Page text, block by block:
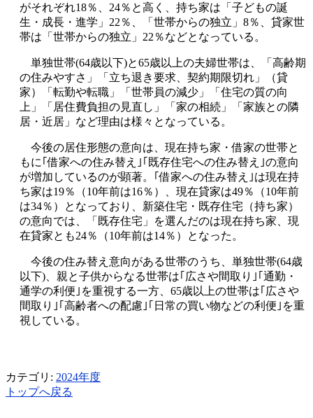
がそれぞれ18％、24％と高く、持ち家は「子どもの誕
生・成長・進学」22％、「世帯からの独立」8％、貸家世
帯は「世帯からの独立」22％などとなっている。
単独世帯(64歳以下)と65歳以上の夫婦世帯は、「高齢期
の住みやすさ」「立ち退き要求、契約期限切れ」（貸
家）「転勤や転職」「世帯員の減少」「住宅の質の向
上」「居住費負担の見直し」「家の相続」「家族との隣
居・近居」など理由は様々となっている。
今後の居住形態の意向は、現在持ち家・借家の世帯と
もに｢借家への住み替え｣｢既存住宅への住み替え｣の意向
が増加しているのが顕著。｢借家への住み替え｣は現在持
ち家は19％（10年前は16％）、現在貸家は49％（10年前
は34％）となっており、新築住宅・既存住宅（持ち家）
の意向では、「既存住宅」を選んだのは現在持ち家、現
在貸家とも24％（10年前は14％）となった。
今後の住み替え意向がある世帯のうち、単独世帯(64歳
以下)、親と子供からなる世帯は｢広さや間取り｣｢通勤・
通学の利便｣を重視する一方、65歳以上の世帯は｢広さや
間取り｣｢高齢者への配慮｣｢日常の買い物などの利便｣を重
視している。
カテゴリ: 2024年度
トップへ戻る